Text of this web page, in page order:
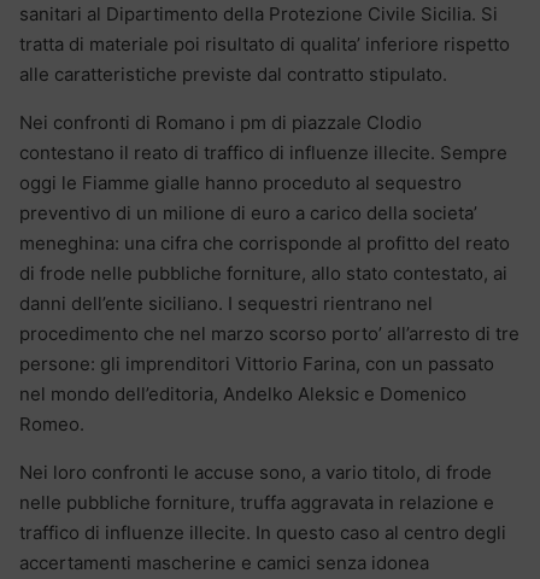
sanitari al Dipartimento della Protezione Civile Sicilia. Si
tratta di materiale poi risultato di qualita’ inferiore rispetto
alle caratteristiche previste dal contratto stipulato.
Nei confronti di Romano i pm di piazzale Clodio
contestano il reato di traffico di influenze illecite. Sempre
oggi le Fiamme gialle hanno proceduto al sequestro
preventivo di un milione di euro a carico della societa’
meneghina: una cifra che corrisponde al profitto del reato
di frode nelle pubbliche forniture, allo stato contestato, ai
danni dell’ente siciliano. I sequestri rientrano nel
procedimento che nel marzo scorso porto’ all’arresto di tre
persone: gli imprenditori Vittorio Farina, con un passato
nel mondo dell’editoria, Andelko Aleksic e Domenico
Romeo.
Nei loro confronti le accuse sono, a vario titolo, di frode
nelle pubbliche forniture, truffa aggravata in relazione e
traffico di influenze illecite. In questo caso al centro degli
accertamenti mascherine e camici senza idonea